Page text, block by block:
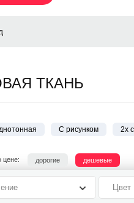
ТКАНЬ
С рисунком 2х
цене: дорогие дешевые
Цвет